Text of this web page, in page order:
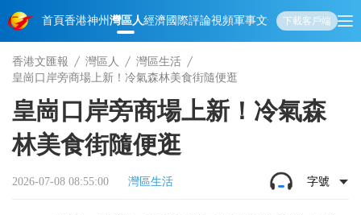
首頁香港神州 灣區人經濟國際評論視頻軍事文化 娛樂生活教育體
下載客戶端
香港文匯報 灣區人
灣區生活
皇崗口岸旁商場上新！冷氣森林美食街隨便逛
皇崗口岸旁商場上新！冷氣森
林美食街隨便逛
2026-07-08 08:55:00 灣區生活 字號